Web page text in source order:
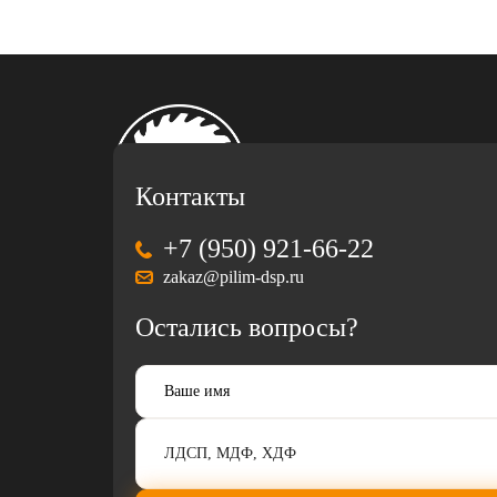
Контакты
+7 (950) 921-66-22
zakaz@pilim-dsp.ru
Остались вопросы?
Разработка и продвижение
сайта